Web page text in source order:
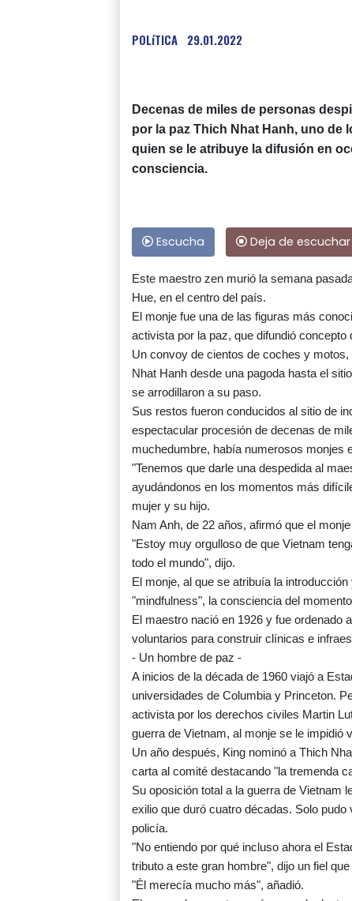
POLíTICA 29.01.2022
Decenas de miles de personas
por la paz Thich Nhat Hanh, uno de
quien se le atribuye la difusión en
consciencia.
Escucha Deja de escuchar
Este maestro zen murió la semana
Hue, en el centro del país.
El monje fue una de las figuras más
activista por la paz, que difundió
Un convoy de cientos de coches y
Nhat Hanh desde una pagoda hasta el
se arrodillaron a su paso.
Sus restos fueron conducidos al sitio de
espectacular procesión de decenas de
muchedumbre, había numerosos monjes
"Tenemos que darle una despedida al
ayudándonos en los momentos más
mujer y su hijo.
Nam Anh, de 22 años, afirmó que el
"Estoy muy orgulloso de que Vietnam
todo el mundo", dijo.
El monje, al que se atribuía la
"mindfulness", la consciencia del
El maestro nació en 1926 y fue ordenado
voluntarios para construir clínicas e
- Un hombre de paz -
A inicios de la década de 1960 viajó a
universidades de Columbia y Princeton.
activista por los derechos civiles Martin
guerra de Vietnam, al monje se le impidió
Un año después, King nominó a Thich
carta al comité destacando "la tremenda
Su oposición total a la guerra de Vietnam
exilio que duró cuatro décadas. Solo
policía.
"No entiendo por qué incluso ahora el
tributo a este gran hombre", dijo un fiel
"Él merecía mucho más", añadió.